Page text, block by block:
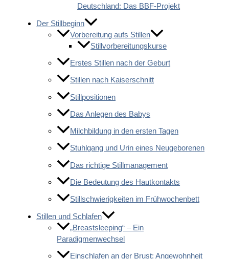
Deutschland: Das BBF-Projekt
Der Stillbeginn
Vorbereitung aufs Stillen
Stillvorbereitungskurse
Erstes Stillen nach der Geburt
Stillen nach Kaiserschnitt
Stillpositionen
Das Anlegen des Babys
Milchbildung in den ersten Tagen
Stuhlgang und Urin eines Neugeborenen
Das richtige Stillmanagement
Die Bedeutung des Hautkontakts
Stillschwierigkeiten im Frühwochenbett
Stillen und Schlafen
„Breastsleeping“ – Ein
Paradigmenwechsel
Einschlafen an der Brust: Angewohnheit